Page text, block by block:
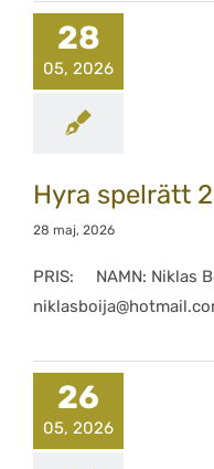
28
05, 2026
Hyra spelrätt
28 maj, 2026
PRIS: NAMN: Niklas
26
05, 2026